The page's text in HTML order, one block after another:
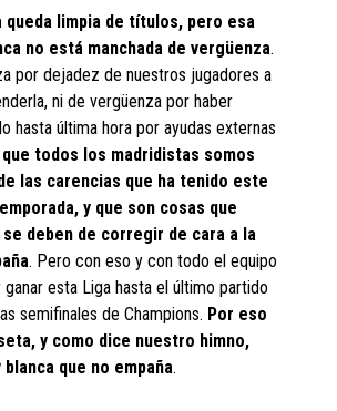
queda limpia de títulos, pero esa
no está manchada de vergüenza.
por dejadez de nuestros jugadores a
ni de vergüenza por haber
hasta última hora por ayudas externas
todos los madridistas somos
las carencias que ha tenido este
y que son cosas que
deben de corregir de cara a la
. Pero con eso y con todo el equipo
ganar esta Liga hasta el último partido
semifinales de Champions. Por eso
y como dice nuestro himno,
que no empaña.